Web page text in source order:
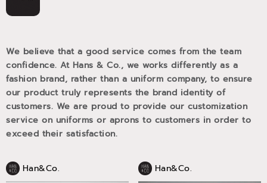
We believe that a good service comes from the team
confidence. At Hans & Co., we works differently as a
fashion brand, rather than a uniform company, to ensure
our product truly represents the brand identity of
customers. We are proud to provide our customization
service on uniforms or aprons to customers in order to
exceed their satisfaction.
Han&Co. Han&Co.